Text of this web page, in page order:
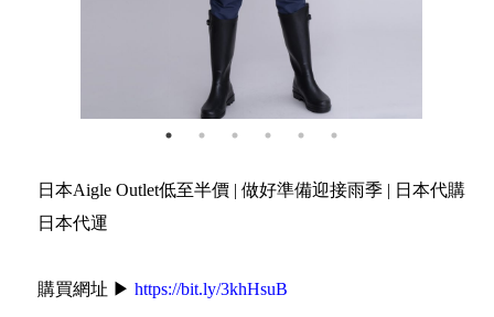
日本Aigle Outlet低至半價 | 做好準備迎接雨季 | 日本代購
日本代運
購買網址 ▶ https://bit.ly/3khHsuB